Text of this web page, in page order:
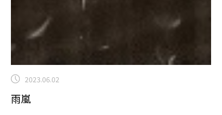
2023.06.02
雨嵐